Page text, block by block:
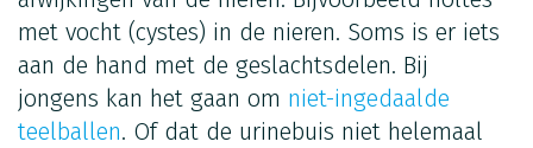
met vocht (cystes) in de nieren. Soms is er iets
aan de hand met de geslachtsdelen. Bij
jongens kan het gaan om niet-ingedaalde
teelballen. Of dat de urinebuis niet helemaal